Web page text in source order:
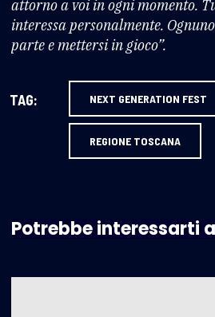
attorno a voi in ogni momento.
interessa personalmente.
parte e mettersi in gioco”.
TAG: NEXT GENERATION FEST
REGIONE TOSCANA
Potrebbe interessarti